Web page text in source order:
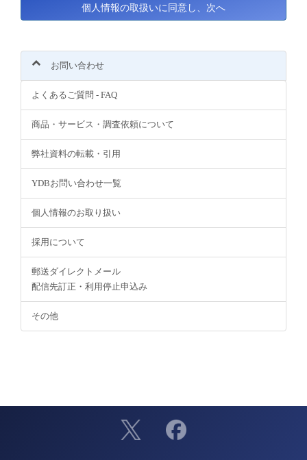
お問い合わせ
よくあるご質問 - FAQ
商品・サービス・調査依頼について
弊社資料の転載・引用
YDBお問い合わせ一覧
個人情報のお取り扱い
採用について
郵送ダイレクトメール
配信先訂正・利用停止申込み
その他